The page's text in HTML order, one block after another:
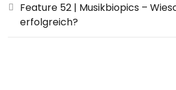
Feature 52 | Musikbiopics –
erfolgreich?